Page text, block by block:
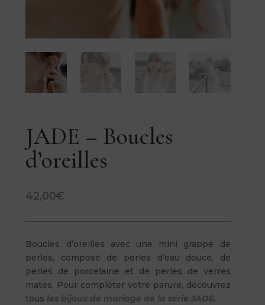
JADE – Boucles
d’oreilles
42,00€
Boucles d’oreilles avec une mini grappe de
perles, composé de perles d’eau douce, de
perles de porcelaine et de perles de verres
mates. Pour compléter votre parure, découvrez
tous les bijoux de mariage de la série JADE.